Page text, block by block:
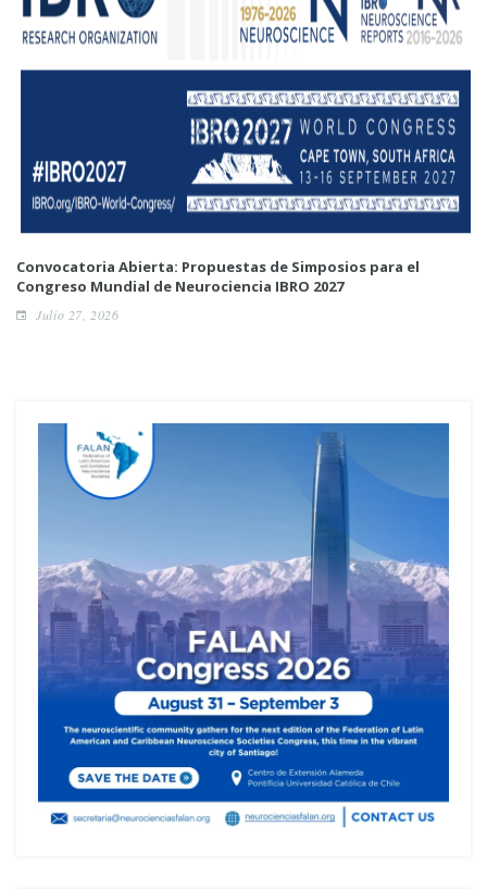
Convocatoria Abierta: Propuestas de Simposios para el
Congreso Mundial de Neurociencia IBRO 2027
Julio 27, 2026